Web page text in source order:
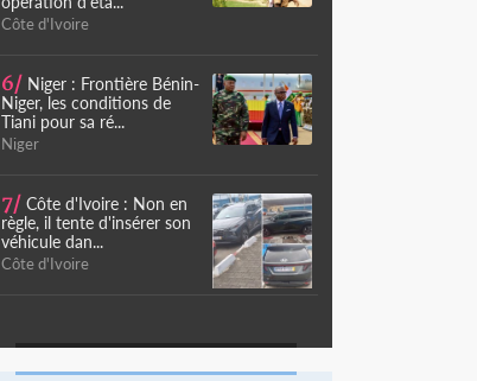
Côte d'Ivoire
6/ Niger : Frontière Bénin-
Niger, les conditions de
Tiani pour sa ré...
Niger
7/ Côte d'Ivoire : Non en
règle, il tente d'insérer son
véhicule dan...
Côte d'Ivoire